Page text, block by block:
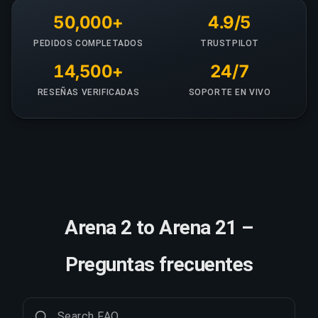
50,000+
PEDIDOS COMPLETADOS
4.9/5
TRUSTPILOT
14,500+
RESEÑAS VERIFICADAS
24/7
SOPORTE EN VIVO
Arena 2 to Arena 21 –
Preguntas frecuentes